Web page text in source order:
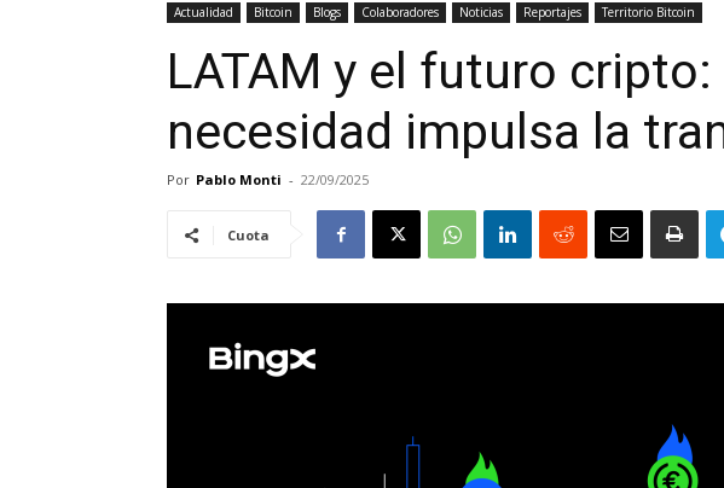
Actualidad Bitcoin Blogs Colaboradores Noticias Reportajes Territorio Bitcoin
LATAM y el futuro
necesidad impulsa la
Por Pablo Monti - 22/09/2025
Cuota